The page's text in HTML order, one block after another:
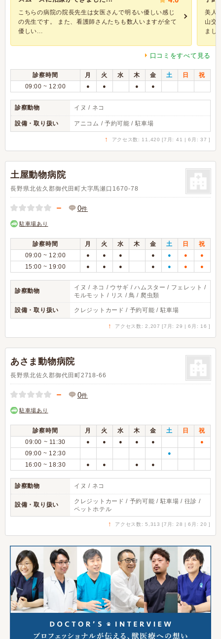
こちらの病院の院長先生は女医さんで明るい優しい感じ
の先生です。 また、看護師さんたちも数人いますが全て
優しい...
美人
山交
まし
口コミをすべて見る
診察時間 月 火 水 木 金 土 日
祝
09:00 ~ 12:00
● ● ● ●
診察動物 イヌ / ネコ
設備・取り扱い アニコム / 予約可能 / 駐車場
↑ アクセス数: 11,420 [7月: 41 | 6月: 37 ]
土屋動物病院
長野県北佐久郡御代田町大字馬瀬口1670-78
－ 0件
駐車場あり
診察時間 月 火 水 木 金 土 日
祝
09:00 ~ 12:00
● ● ● ● ● ● ●
15:00 ~ 19:00 ● ● ● ● ● ● ●
診察動物
イヌ / ネコ / ウサギ / ハムスター / フェレット /
モルモット / リス / 鳥 / 爬虫類
設備・取り扱い クレジットカード / 予約可能 / 駐車場
↑ アクセス数: 2,207 [7月: 29 | 6月: 16 ]
あさま動物病院
長野県北佐久郡御代田町2718-66
－ 0件
駐車場あり
診察時間 月 火 水 木 金 土 日
祝
09:00 ~ 11:30
● ● ● ● ● ●
09:00 ~ 12:30 ●
16:00 ~ 18:30 ● ● ● ●
診察動物 イヌ / ネコ
設備・取り扱い
クレジットカード / 予約可能 / 駐車場 / 往診 /
ペットホテル
↑ アクセス数: 5,313 [7月: 28 | 6月: 20 ]